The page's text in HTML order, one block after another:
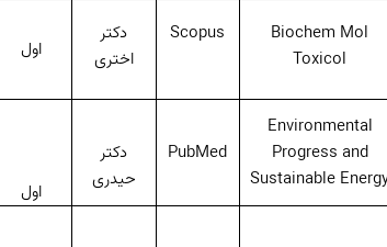
Biochem Mol
Toxicol
Scopus
دکتر
اختری
اول
Environmental
Progress and
Sustainable
PubMed
دکتر
حیدری
اول